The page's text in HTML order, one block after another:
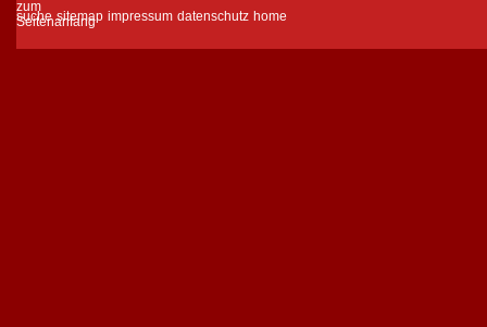
suche sitemap impressum datenschutz home